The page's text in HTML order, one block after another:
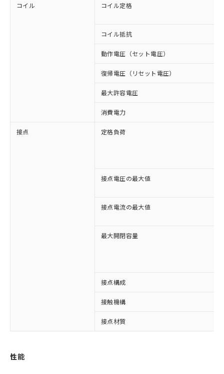
コイル コイル定格
コイル抵抗
動作電圧（セット電圧）
復帰電圧（リセット電圧）
最大許容電圧
消費電力
接点 定格負荷
接点電圧の最大値
接点電流の最大値
最大開閉容量
接点構成
接触機構
接点材質
性能
対応済み：EU RoHS指令（10物質）の
非含有に対応した製品が提供可能な商品で